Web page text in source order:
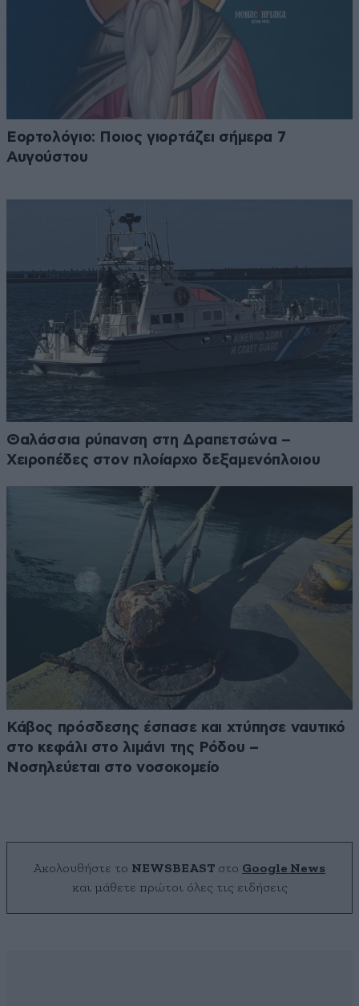
Εορτολόγιο: Ποιος γιορτάζει σήμερα 7
Αυγούστου
Θαλάσσια ρύπανση στη Δραπετσώνα –
Χειροπέδες στον πλοίαρχο δεξαμενόπλοιου
Κάβος πρόσδεσης έσπασε και χτύπησε ναυτικό
στο κεφάλι στο λιμάνι της Ρόδου –
Νοσηλεύεται στο νοσοκομείο
Ακολουθήστε το NEWSBEAST στο Google News
και μάθετε πρώτοι όλες τις ειδήσεις